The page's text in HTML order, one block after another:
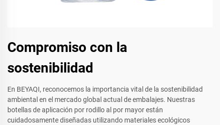
Compromiso con la
sostenibilidad
En BEYAQI, reconocemos la importancia vital de la sostenibilidad
ambiental en el mercado global actual de embalajes. Nuestras
botellas de aplicación por rodillo al por mayor están
cuidadosamente diseñadas utilizando materiales ecológicos